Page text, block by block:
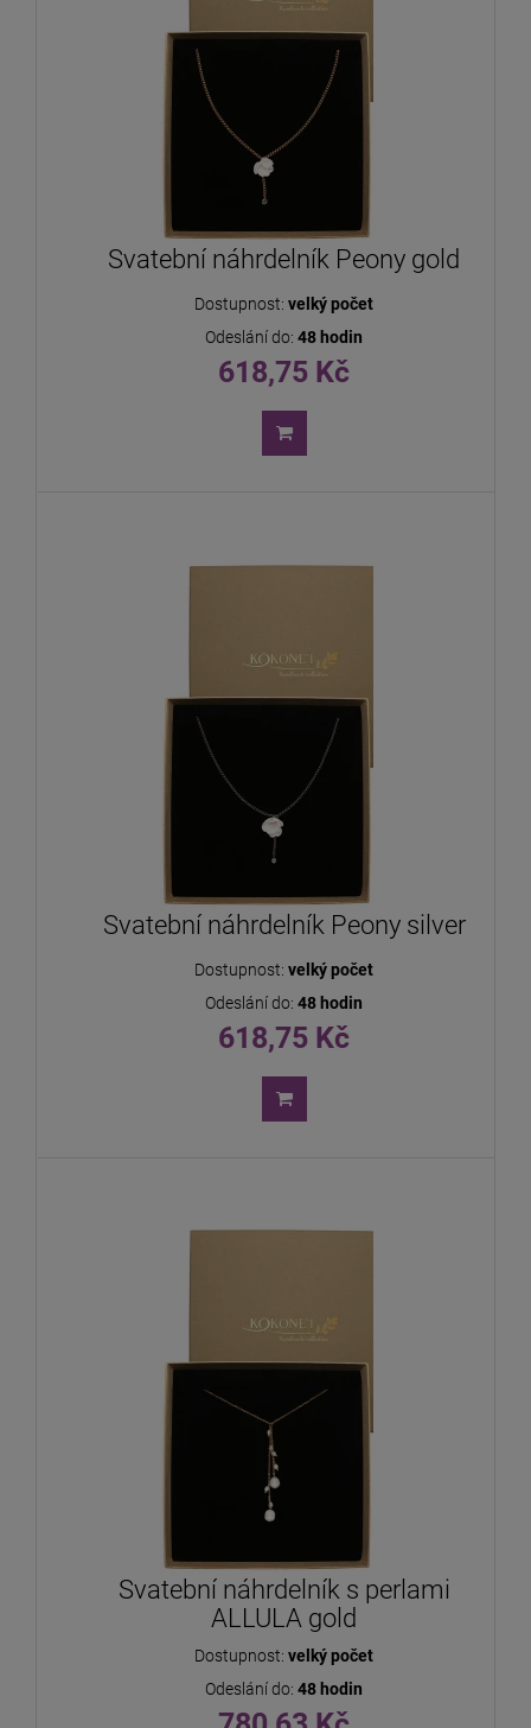
Svatební náhrdelník Peony gold
Dostupnost: velký počet
Odeslání do: 48 hodin
618,75 Kč
Svatební náhrdelník Peony silver
Dostupnost: velký počet
Odeslání do: 48 hodin
618,75 Kč
Svatební náhrdelník s perlami
ALLULA gold
Dostupnost: velký počet
Odeslání do: 48 hodin